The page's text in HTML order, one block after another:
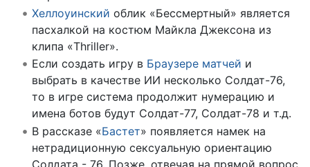
Хеллоуинский облик «Бессмертный» является
пасхалкой на костюм Майкла Джексона из
клипа «Thriller».
Если создать игру в Браузере матчей и
выбрать в качестве ИИ несколько Солдат-76,
то в игре система продолжит нумерацию и
имена ботов будут Солдат-77, Солдат-78 и т.д.
В рассказе «Бастет» появляется намек на
нетрадиционную сексуальную ориентацию
Солдата - 76. Позже, отвечая на прямой вопрос